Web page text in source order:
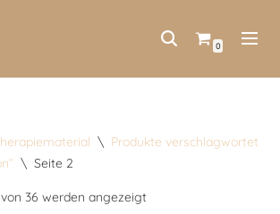
0
\ Produkte verschlagwortet
\ Seite 2
von 36 werden angezeigt